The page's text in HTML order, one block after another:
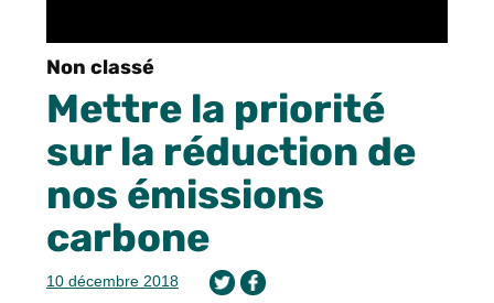
Non classé
Mettre la priorité
sur la réduction de
nos émissions
carbone
10 décembre 2018